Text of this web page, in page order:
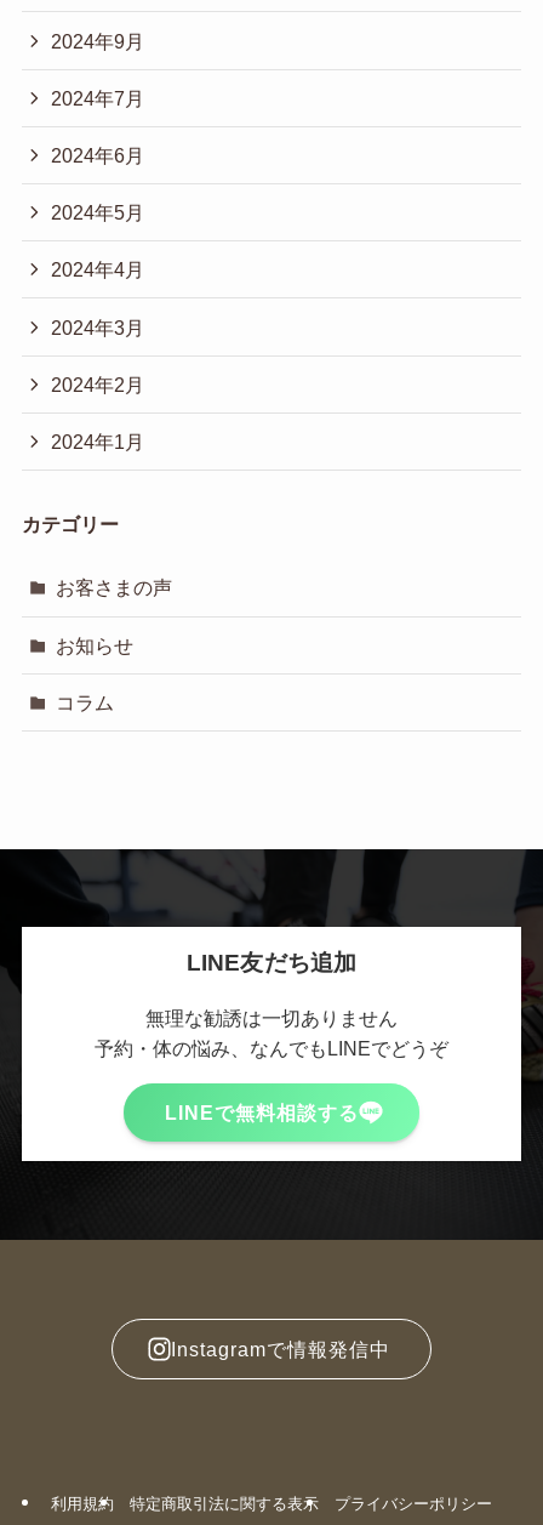
2024年9月
2024年7月
2024年6月
2024年5月
2024年4月
2024年3月
2024年2月
2024年1月
カテゴリー
お客さまの声
お知らせ
コラム
LINE友だち追加
無理な勧誘は一切ありません
予約・体の悩み、なんでもLINEでどうぞ
LINEで無料相談する
Instagramで情報発信中
利用規約 特定商取引法に関する表示 プライバシーポリシー